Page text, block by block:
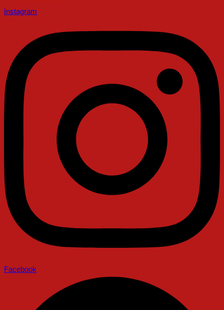
Instagram
Facebook